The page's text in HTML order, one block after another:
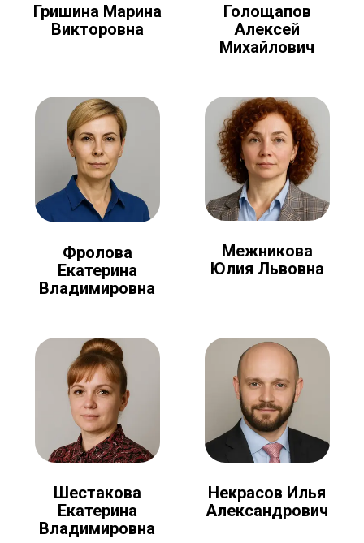
Гришина Марина
Викторовна
Голощапов
Алексей
Михайлович
Фролова
Екатерина
Владимировна
Межникова
Юлия Львовна
Шестакова
Екатерина
Владимировна
Некрасов Илья
Александрович